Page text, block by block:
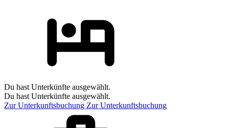
Du hast Unterkünfte ausgewählt.
Du hast Unterkünfte ausgewählt.
Zur Unterkunftsbuchung Zur Unterkunftsbuchung